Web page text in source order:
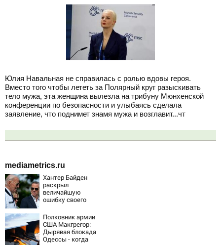
Юлия Навальная не справилась с ролью вдовы героя.
Вместо того чтобы лететь за Полярный круг разыскивать
тело мужа, эта женщина вылезла на трибуну Мюнхенской
конференции по безопасности и улыбаясь сделала
заявление, что поднимет знамя мужа и возглавит...чт
mediametrics.ru
Хантер Байден
раскрыл
величайшую
ошибку своего
бездействие
против Трампа
Полковник армии
США Макгрегор:
Дырявая блокада
Одессы - когда